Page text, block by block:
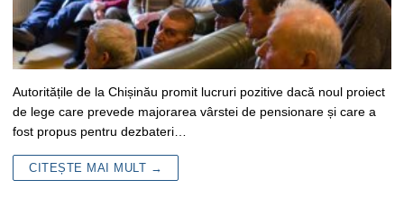
Autoritățile de la Chișinău promit lucruri pozitive dacă noul proiect
de lege care prevede majorarea vârstei de pensionare și care a
fost propus pentru dezbateri…
CITEȘTE MAI MULT →